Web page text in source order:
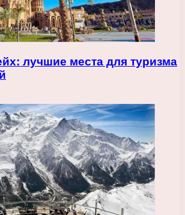
лучшие места для туризма